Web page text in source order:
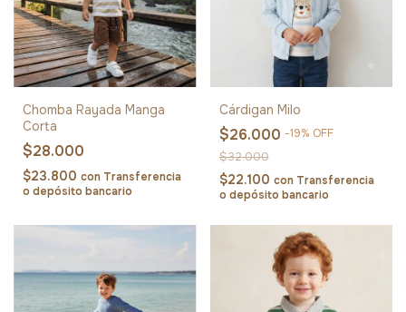
Chomba Rayada Manga
Corta
$28.000
$23.800 con Transferencia
o depósito bancario
Cárdigan Milo
$26.000 -19% OFF
$32.000
$22.100 con Transferencia
o depósito bancario